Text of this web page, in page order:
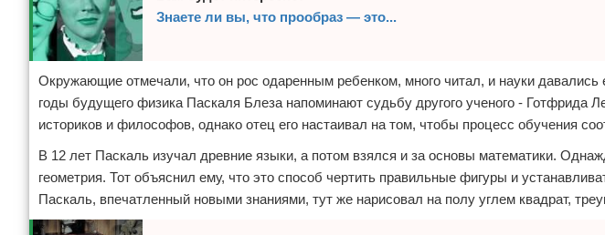
Знаете ли вы, что прообраз — это...
Окружающие отмечали, что он рос одаренным ребенком, много читал, и науки давались
годы будущего физика Паскаля Блеза напоминают судьбу другого ученого - Готфрида
историков и философов, однако отец его настаивал на том, чтобы процесс обучения
В 12 лет Паскаль изучал древние языки, а потом взялся и за основы математики.
геометрия. Тот объяснил ему, что это способ чертить правильные фигуры и
Паскаль, впечатленный новыми знаниями, тут же нарисовал на полу углем квадрат,